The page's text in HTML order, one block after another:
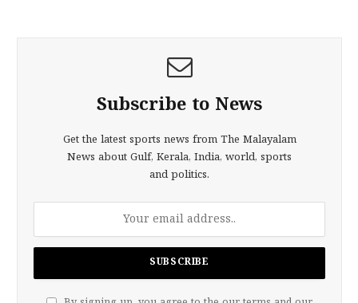
Subscribe to News
Get the latest sports news from The Malayalam
News about Gulf, Kerala, India, world, sports
and politics.